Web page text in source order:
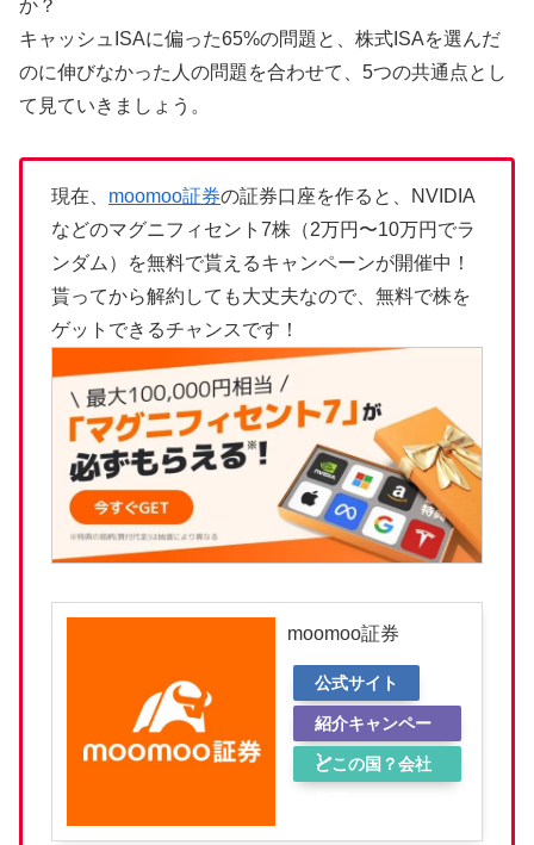
か？
キャッシュISAに偏った65%の問題と、株式ISAを選んだ
のに伸びなかった人の問題を合わせて、5つの共通点とし
て見ていきましょう。
現在、 moomoo証券の証券口座を作ると、NVIDIA
などのマグニフィセント7株（2万円〜10万円でラ
ンダム）を無料で貰えるキャンペーンが開催中！
貰ってから解約しても大丈夫なので、無料で株を
ゲットできるチャンスです！
moomoo証券
公式サイト
紹介キャンペー
ン
どこの国？会社